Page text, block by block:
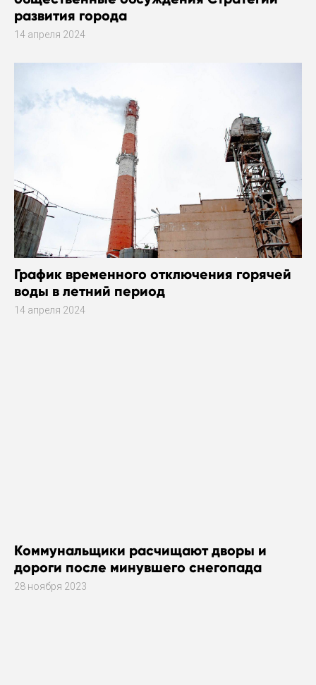
развития города
14 апреля 2024
График временного отключения горячей
воды в летний период
14 апреля 2024
Коммунальщики расчищают дворы и
дороги после минувшего снегопада
28 ноября 2023